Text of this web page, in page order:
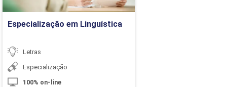
10h
Especialização em Linguística
Letras
Especialização
100% on-line
Ir para Inscrição